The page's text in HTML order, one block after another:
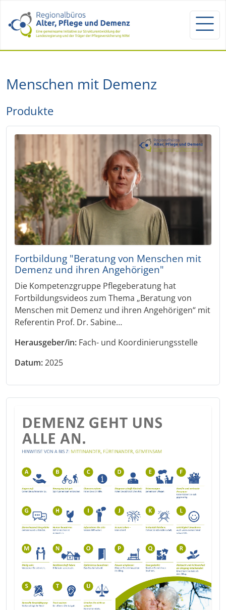
Menschen mit Demenz
Produkte
Fortbildung "Beratung von Menschen mit
Demenz und ihren Angehörigen"
Die Kompetenzgruppe Pflegeberatung hat
Fortbildungsvideos zum Thema „Beratung von
Menschen mit Demenz und ihren Angehörigen“ mit
Referentin Prof. Dr. Sabine…
Herausgeber/in: Fach- und Koordinierungsstelle
Datum:2025